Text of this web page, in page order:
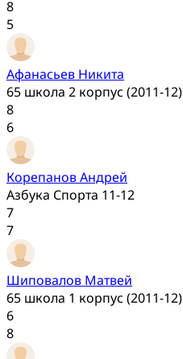
8
5
Афанасьев Никита
65 школа 2 корпус (2011-12)
8
6
Корепанов Андрей
Азбука Спорта 11-12
7
7
Шиповалов Матвей
65 школа 1 корпус (2011-12)
6
8